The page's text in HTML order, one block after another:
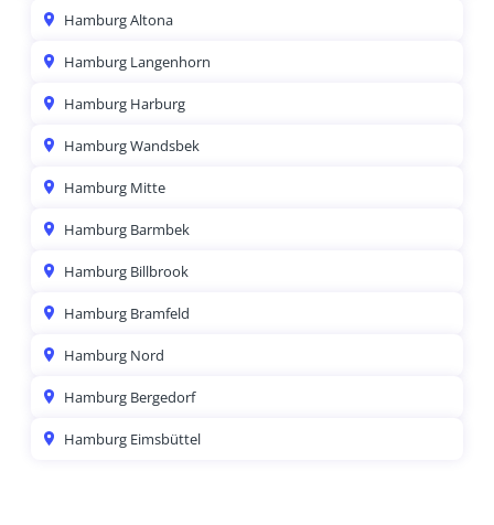
Hamburg Altona
Hamburg Langenhorn
Hamburg Harburg
Hamburg Wandsbek
Hamburg Mitte
Hamburg Barmbek
Hamburg Billbrook
Hamburg Bramfeld
Hamburg Nord
Hamburg Bergedorf
Hamburg Eimsbüttel